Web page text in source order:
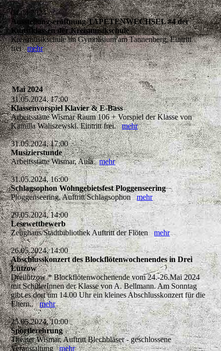
04.04.2024
Ausstellungseröffnung TAPETENWECHSEL #4 der
Kunstklassen der Kreismusikschule
Kreismusikschule im Gymnasium am Tannenberg, Eintritt
freimehr
Mai 2024
31.05.2024, 17:00
Klassenvorspiel Klavier & E-Bass
Arbeitsstätte Wismar Raum 106 + Vorspiel der Klasse von
Kamilla Waliszewski. Eintritt frei.mehr
31.05.2024, 17:00
Musizierstunde
Arbeitsstätte Wismar, Aulamehr
31.05.2024, 16:00
Schlagsophon Wohngebietsfest Ploggenseering
Ploggenseering, Auftritt Schlagsophonmehr
29.05.2024, 14:00
Lesewettbewerb
Zeughaus/Stadtbibliothek Auftritt der Flötenmehr
26.05.2024, 14:00
Abschlusskonzert des Blockflötenwochenendes in Drei
Lützow
Dreilützow * Blockflötenwochenende vom 24.-26.Mai 2024
mit SchülerInnen der Klasse von A. Bellmann. Am Sonntag
gibt es dort um 14.00 Uhr ein kleines Abschlusskonzert für die
Eltern..mehr
25.05.2024, 10:00
Sportlerehrung
Theater Wismar, Auftritt Blechbläser - geschlossene
Veranstaltungmehr